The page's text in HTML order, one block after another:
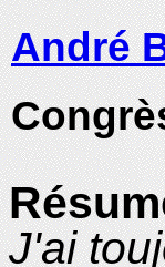
André
J'ai